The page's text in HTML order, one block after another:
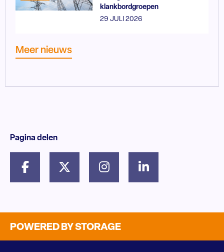
klankbordgroepen
29 JULI 2026
Meer nieuws
Pagina delen
POWERED BY STORAGE